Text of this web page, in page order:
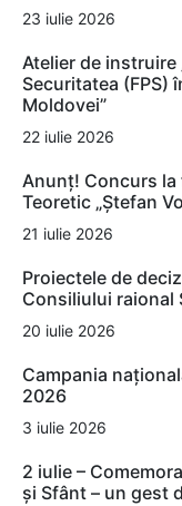
23 iulie 2026
Atelier de instruire
Securitatea (FPS)
Moldovei”
22 iulie 2026
Anunț! Concurs
Teoretic „Ștefan
21 iulie 2026
Proiectele de
Consiliului raional
20 iulie 2026
Campania
2026
3 iulie 2026
2 iulie –
și Sfânt – un gest